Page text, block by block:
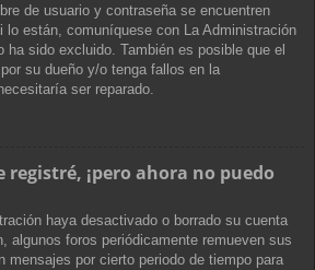
de usuario y contraseña se encuentren
lo están, comuníquese con La Administración
ha sido excluido. También es posible que el
su dueño y/o tenga fallos en la
ser reparado.
registré, ¡pero ahora no puedo
haya desactivado o borrado su cuenta
algunos foros periódicamente remueven sus
mensajes por cierto periodo de tiempo para